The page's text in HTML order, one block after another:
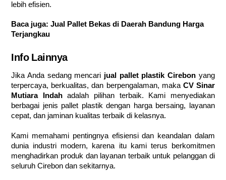
lebih efisien.
Baca juga:Jual Pallet Bekas di Daerah Bandung Harga
Terjangkau
Info Lainnya
Jika Anda sedang mencari jual pallet plastik Cirebonyang
terpercaya, berkualitas, dan berpengalaman, maka CV Sinar
Mutiara Indahadalah pilihan terbaik. Kami menyediakan
berbagai jenis pallet plastik dengan harga bersaing, layanan
cepat, dan jaminan kualitas terbaik di kelasnya.
Kami memahami pentingnya efisiensi dan keandalan dalam
dunia industri modern, karena itu kami terus berkomitmen
menghadirkan produk dan layanan terbaik untuk pelanggan di
seluruh Cirebon dan sekitarnya.